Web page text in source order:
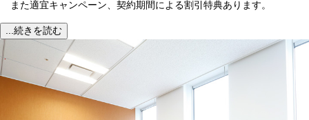
また適宜キャンペーン、契約期間による割引特典あります。
...続きを読む